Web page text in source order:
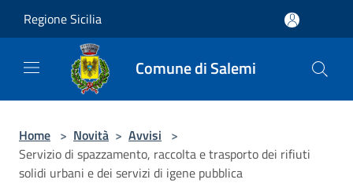
Regione Sicilia
Comune di Salemi
Home > Novità > Avvisi >
Servizio di spazzamento, raccolta e trasporto dei rifiuti
solidi urbani e dei servizi di igene pubblica